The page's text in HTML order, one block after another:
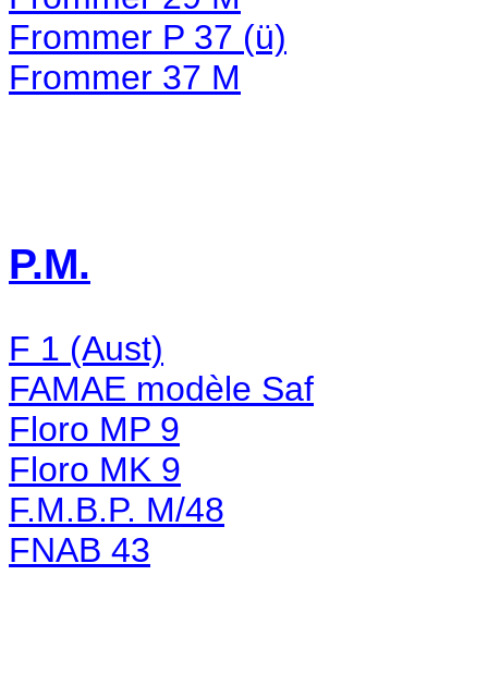
Frommer P 37 (ü)
Frommer 37 M
P.M.
F 1 (Aust)
FAMAE modèle Saf
Floro MP 9
Floro MK 9
F.M.B.P. M/48
FNAB 43